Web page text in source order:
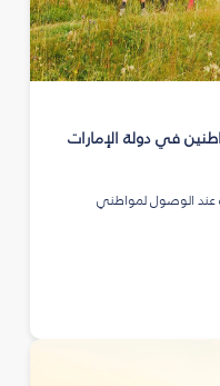
في دولة الإمارات
عند الوصول لمواطني